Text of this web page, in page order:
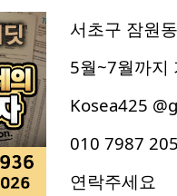
서초구 잠원
5월~7월까지
Kosea425
010 7987
연락주세요